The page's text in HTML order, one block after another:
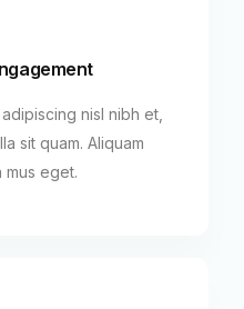
nisl nibh et,
sit quam. Aliquam
eget.